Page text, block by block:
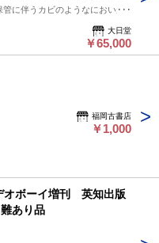
に伴うカビのようなにおいが
大日堂
￥65,000
福岡古書店
￥1,000
オボーイ増刊 英知出版
あり品